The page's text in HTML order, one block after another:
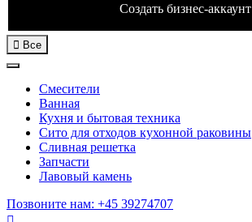
Создать бизнес-аккаунт
 Все
Смесители
Ванная
Кухня и бытовая техника
Сито для отходов кухонной раковины
Сливная решетка
Запчасти
Лавовый камень
Позвоните нам: +45 39274707